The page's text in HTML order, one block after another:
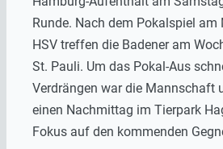
Runde. Nach dem Pokalspiel
HSV treffen die Badener am
St. Pauli. Um das Pokal-Aus
Verdrängen war die Mannschaft
einen Nachmittag im Tierpark
Fokus auf den kommenden